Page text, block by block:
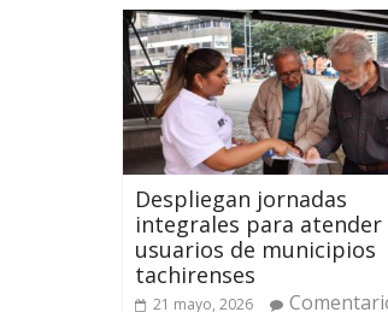
Despliegan jornadas
integrales para atender
usuarios de municipios
tachirenses
21 mayo, 2026